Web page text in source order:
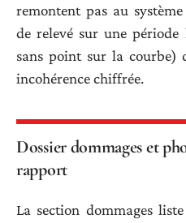
remontent pas au
de relevé sur une
sans point sur la courbe)
incohérence chiffrée.
Dossier dommages et
rapport
La section dommages